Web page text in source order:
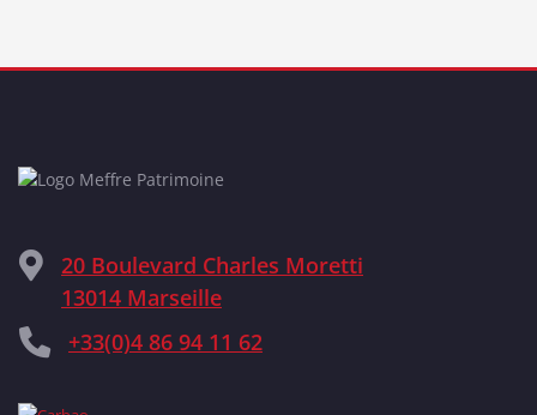
20 Boulevard Charles Moretti
13014 Marseille
+33(0)4 86 94 11 62